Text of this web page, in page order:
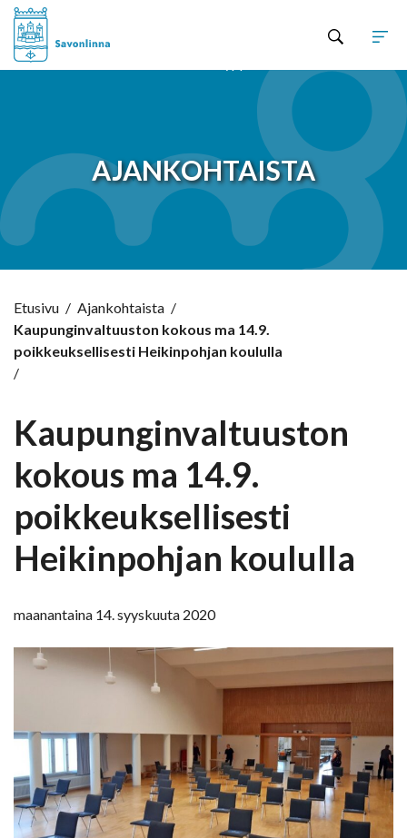
AJANKOHTAISTA
Etusivu / Ajankohtaista /
Kaupunginvaltuuston kokous ma 14.9.
poikkeuksellisesti Heikinpohjan koululla
/
Kaupunginvaltuuston
kokous ma 14.9.
poikkeuksellisesti
Heikinpohjan koululla
maanantaina 14. syyskuuta 2020